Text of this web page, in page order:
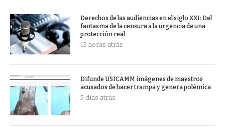
Derechos de las audiencias en el siglo XXI: Del
fantasma de la censura a la urgencia de una
protección real
15 horas atrás
Difunde USICAMM imágenes de maestros
acusados de hacer trampa y genera polémica
5 días atrás